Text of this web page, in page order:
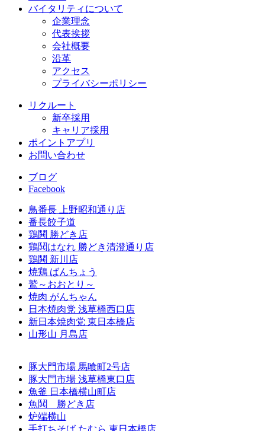
バイタリティについて
企業理念
代表挨拶
会社概要
沿革
アクセス
プライバシーポリシー
リクルート
新卒採用
キャリア採用
ポイントアプリ
お問い合わせ
ブログ
Facebook
鳥番長 上野昭和通り店
番長餃子道
鶏鬨 勝どき店
鶏鬨はなれ 勝どき清澄通り店
鶏鬨 新川店
焼鶏 ばんちょう
鷲～おおとり～
焼肉 がんちゃん
日本焼肉党 浅草橋西口店
新日本焼肉党 東日本橋店
山形山 月島店
豚大門市場 馬喰町2号店
豚大門市場 浅草橋東口店
魚釜 日本橋横山町店
魚鬨 勝どき店
炉端横山
手打ちそば たむら 東日本橋店